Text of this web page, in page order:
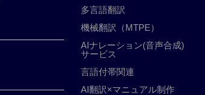
多言語翻訳
機械翻訳（MTPE）
AIナレーション(音声合成)
サービス
言語付帯関連
AI翻訳×マニュアル制作